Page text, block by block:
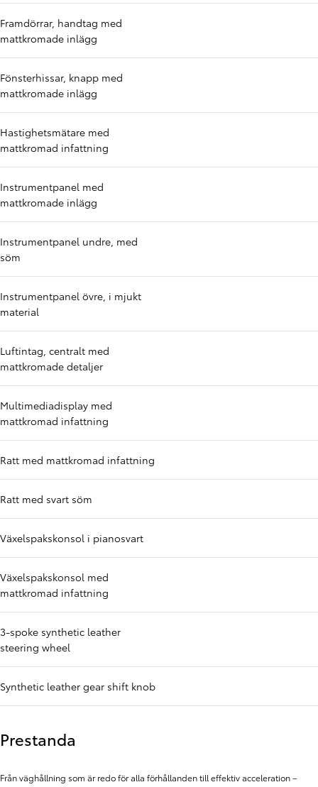
Framdörrar, handtag med
mattkromade inlägg
Fönsterhissar, knapp med
mattkromade inlägg
Hastighetsmätare med
mattkromad infattning
Instrumentpanel med
mattkromade inlägg
Instrumentpanel undre, med
söm
Instrumentpanel övre, i mjukt
material
Luftintag, centralt med
mattkromade detaljer
Multimediadisplay med
mattkromad infattning
Ratt med mattkromad infattning
Ratt med svart söm
Växelspakskonsol i pianosvart
Växelspakskonsol med
mattkromad infattning
3-spoke synthetic leather
steering wheel
Synthetic leather gear shift knob
Prestanda
Från väghållning som är redo för alla förhållanden till effektiv acceleration –